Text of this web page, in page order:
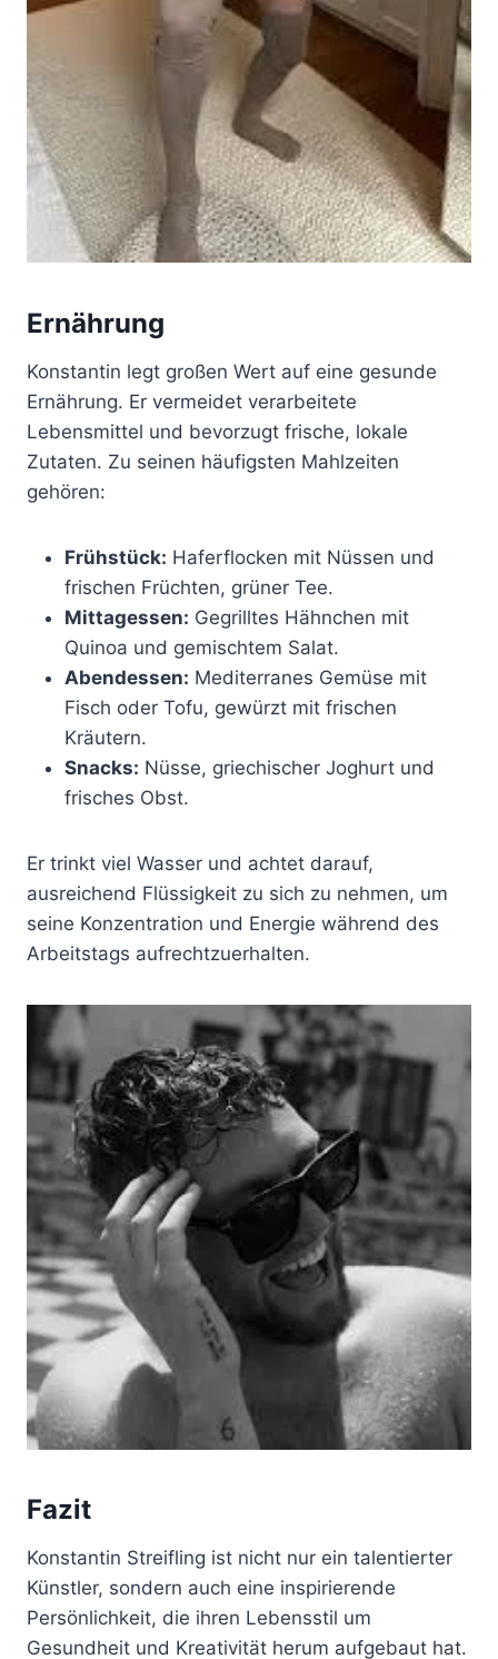
Ernährung
Konstantin legt großen Wert auf eine gesunde
Ernährung. Er vermeidet verarbeitete
Lebensmittel und bevorzugt frische, lokale
Zutaten. Zu seinen häufigsten Mahlzeiten
gehören:
Frühstück: Haferflocken mit Nüssen und
frischen Früchten, grüner Tee.
Mittagessen: Gegrilltes Hähnchen mit
Quinoa und gemischtem Salat.
Abendessen: Mediterranes Gemüse mit
Fisch oder Tofu, gewürzt mit frischen
Kräutern.
Snacks: Nüsse, griechischer Joghurt und
frisches Obst.
Er trinkt viel Wasser und achtet darauf,
ausreichend Flüssigkeit zu sich zu nehmen, um
seine Konzentration und Energie während des
Arbeitstags aufrechtzuerhalten.
Fazit
Konstantin Streifling ist nicht nur ein talentierter
Künstler, sondern auch eine inspirierende
Persönlichkeit, die ihren Lebensstil um
Gesundheit und Kreativität herum aufgebaut hat.